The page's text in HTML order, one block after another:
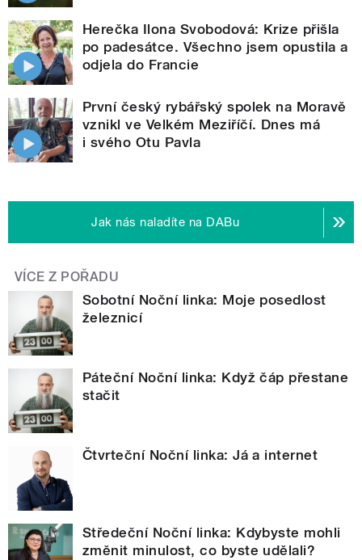
Herečka Ilona Svobodová: Krize přišla
po padesátce. Všechno jsem opustila a
odjela do Francie
První český rybářský spolek na Moravě
vznikl ve Velkém Meziříčí. Dnes má
i svého Otu Pavla
Jak nás naladíte na DABu
VÍCE Z POŘADU
Sobotní Noční linka: Moje posedlost
železnicí
Páteční Noční linka: Když čáp přestane
stačit
Čtvrteční Noční linka: Já a internet
Středeční Noční linka: Kdybyste mohli
změnit minulost, co byste udělali?